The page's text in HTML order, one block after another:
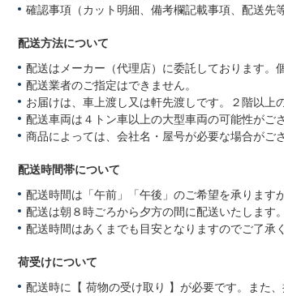
確認事項（カット明細、備考欄記載事項、配送先
配送方法について
配送はメーカー（代理店）に委託しております。
配送業者のご指定はできません。
お届けは、車上渡し又は軒先渡しです。２階以上
配送車両は４トン車以上の大型車両の可能性がご
商品によっては、会社名・屋号が必要な場合がご
配送時間帯について
配送時間は「午前」「午後」のご希望を承ります
配送は朝８時ごろから夕方の間に配送いたします
配送時間はあくまでも目安となりますのでご了承
荷受けについて
配送時に【 荷物の受け取り 】が必要です。また